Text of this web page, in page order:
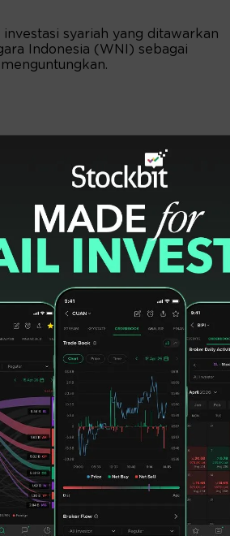
syariah yang ditawarkan
Indonesia (WNI) sebagai
diberikan penawaran berupa
ini dijamin oleh negara. Selain
dan memiliki imbal hasil
membangun negeri karena
nasional dan